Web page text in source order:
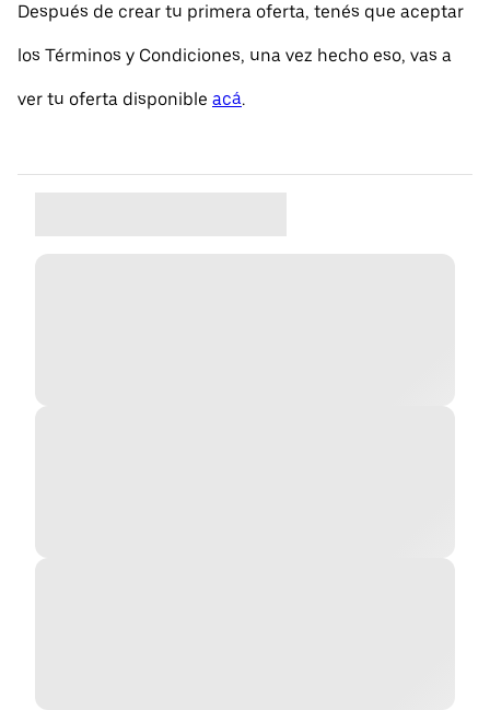
Después de crear tu primera oferta, tenés que aceptar
los Términos y Condiciones, una vez hecho eso, vas a
ver tu oferta disponible acá.